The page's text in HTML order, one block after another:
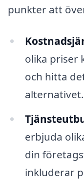
punkter att
olika priser
och hitta
alternativet.
erbjuda
din
inkluderar